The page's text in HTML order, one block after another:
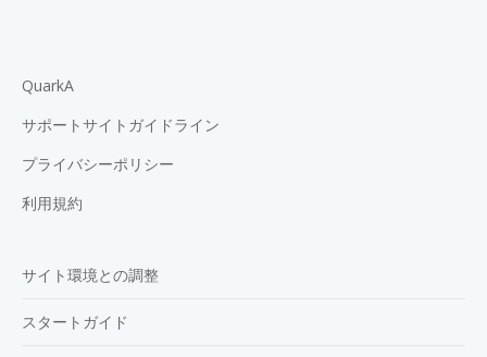
QuarkA
サポートサイトガイドライン
プライバシーポリシー
利用規約
サイト環境との調整
スタートガイド